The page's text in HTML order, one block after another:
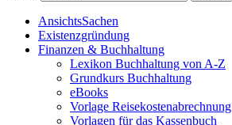
AnsichtsSachen
Existenzgründung
Finanzen & Buchhaltung
Lexikon Buchhaltung von A-Z
Grundkurs Buchhaltung
eBooks
Vorlage Reisekostenabrechnung
Vorlagen für das Kassenbuch